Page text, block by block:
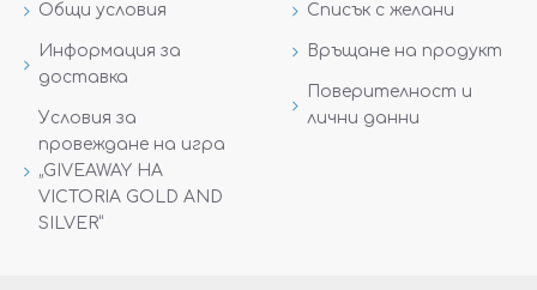
Общи условия
Информация за
доставка
Условия за
провеждане на игра
„GIVEAWAY НА
VICTORIA GOLD AND
SILVER“
Списък с желани
Връщане на продукт
Поверителност и
лични данни